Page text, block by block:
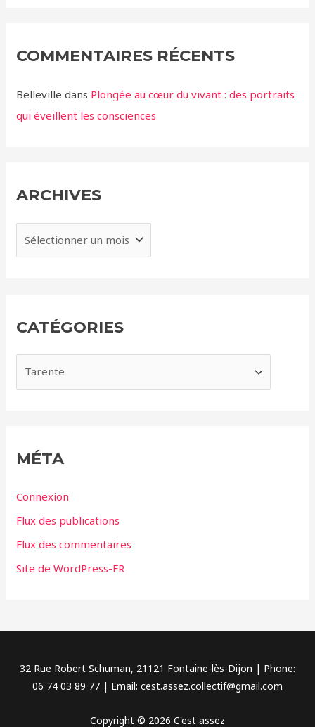
COMMENTAIRES RÉCENTS
Belleville dans Plongée au cœur du vivant : des portraits
qui éveillent les consciences
ARCHIVES
r
e
CATÉGORIES
a
r
MÉTA
Connexion
Flux des publications
Flux des commentaires
Site de WordPress-FR
32 Rue Robert Schuman, 21121 Fontaine-lès-Dijon | Phone:
06 74 03 89 77 | Email: cest.assez.collectif@gmail.com
Copyright © 2026 C'est assez